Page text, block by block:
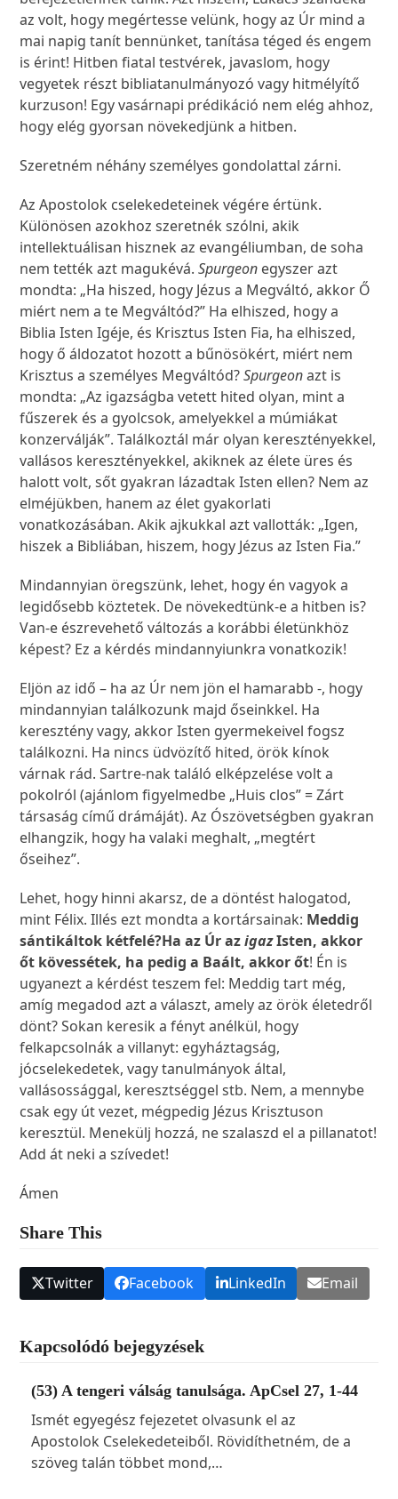
az volt, hogy megértesse velünk, hogy az Úr mind a
mai napig tanít bennünket, tanítása téged és engem
is érint! Hitben fiatal testvérek, javaslom, hogy
vegyetek részt bibliatanulmányozó vagy hitmélyítő
kurzuson! Egy vasárnapi prédikáció nem elég ahhoz,
hogy elég gyorsan növekedjünk a hitben.
Szeretném néhány személyes gondolattal zárni.
Az Apostolok cselekedeteinek végére értünk.
Különösen azokhoz szeretnék szólni, akik
intellektuálisan hisznek az evangéliumban, de soha
nem tették azt magukévá.Spurgeon egyszer azt
mondta: „Ha hiszed, hogy Jézus a Megváltó, akkor Ő
miért nem a te Megváltód?” Ha elhiszed, hogy a
Biblia Isten Igéje, és Krisztus Isten Fia, ha elhiszed,
hogy ő áldozatot hozott a bűnösökért, miért nem
Krisztus a személyes Megváltód?Spurgeonazt is
mondta: „Az igazságba vetett hited olyan, mint a
fűszerek és a gyolcsok, amelyekkel a múmiákat
konzerválják”. Találkoztál már olyan keresztényekkel,
vallásos keresztényekkel, akiknek az élete üres és
halott volt, sőt gyakran lázadtak Isten ellen? Nem az
elméjükben, hanem az élet gyakorlati
vonatkozásában. Akik ajkukkal azt vallották: „Igen,
hiszek a Bibliában, hiszem, hogy Jézus az Isten Fia.”
Mindannyian öregszünk, lehet, hogy én vagyok a
legidősebb köztetek. De növekedtünk-e a hitben is?
Van-e észrevehető változás a korábbi életünkhöz
képest? Ez a kérdés mindannyiunkra vonatkozik!
Eljön az idő – ha az Úr nem jön el hamarabb -, hogy
mindannyian találkozunk majd őseinkkel. Ha
keresztény vagy, akkor Isten gyermekeivel fogsz
találkozni. Ha nincs üdvözítő hited, örök kínok
várnak rád. Sartre-nak találó elképzelése volt a
pokolról (ajánlom figyelmedbe „Huis clos” = Zárt
társaság című drámáját). Az Ószövetségben gyakran
elhangzik, hogy ha valaki meghalt, „megtért
őseihez”.
Lehet, hogy hinni akarsz, de a döntést halogatod,
mint Félix. Illés ezt mondta a kortársainak: Meddig
sántikáltok kétfelé?Ha az Úr azigazIsten, akkor
őt kövessétek, ha pedig a Baált, akkor őt! Én is
ugyanezt a kérdést teszem fel: Meddig tart még,
amíg megadod azt a választ, amely az örök életedről
dönt? Sokan keresik a fényt anélkül, hogy
felkapcsolnák a villanyt: egyháztagság,
jócselekedetek, vagy tanulmányok által,
vallásossággal, keresztséggel stb. Nem, a mennybe
csak egy út vezet, mégpedig Jézus Krisztuson
keresztül. Menekülj hozzá, ne szalaszd el a pillanatot!
Add át neki a szívedet!
Ámen
Share This
Twitter Facebook LinkedIn Email
Kapcsolódó bejegyzések
(53) A tengeri válság tanulsága. ApCsel 27, 1-44
Ismét egyegész fejezetet olvasunk el az
Apostolok Cselekedeteiből. Rövidíthetném, de a
szöveg talán többet mond,…